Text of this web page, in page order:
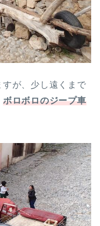
が、少し遠くまで
ボロボロのジープ車